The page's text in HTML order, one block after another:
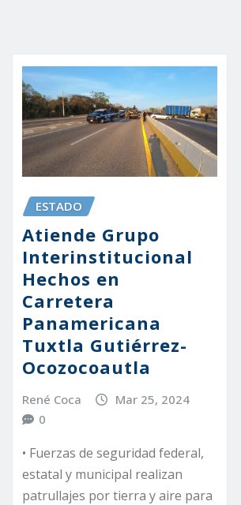
ESTADO
Atiende Grupo
Interinstitucional
Hechos en
Carretera
Panamericana
Tuxtla Gutiérrez-
Ocozocoautla
René Coca
Mar 25, 2024
0
• Fuerzas de seguridad federal,
estatal y municipal realizan
patrullajes por tierra y aire para